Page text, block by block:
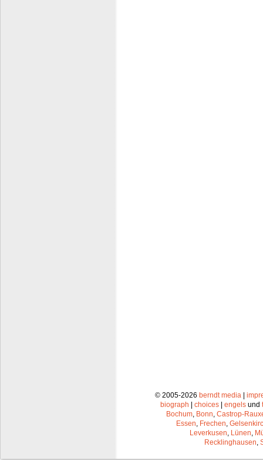
© 2005-2026 berndt media|
biograph
choices engels und
Bochum, Bonn, Castrop-
Essen, Frechen,
Leverkusen, Lünen,
Recklinghausen,